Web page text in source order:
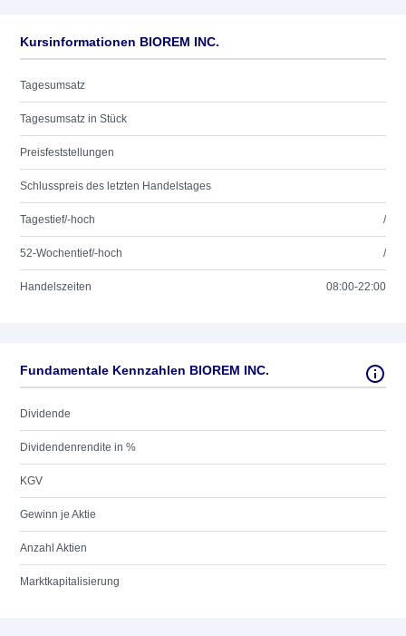
Kursinformationen BIOREM INC.
Tagesumsatz
Tagesumsatz in Stück
Preisfeststellungen
Schlusspreis des letzten Handelstages
Tagestief/-hoch /
52-Wochentief/-hoch /
Handelszeiten 08:00-22:00
Fundamentale Kennzahlen BIOREM INC.
Dividende
Dividendenrendite in %
KGV
Gewinn je Aktie
Anzahl Aktien
Marktkapitalisierung